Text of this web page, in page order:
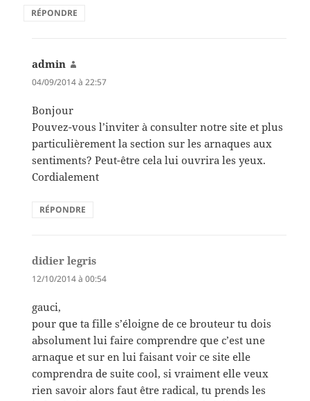
RÉPONDRE
admin
04/09/2014 à 22:57
Bonjour
Pouvez-vous l’inviter à consulter notre site et plus
particulièrement la section sur les arnaques aux
sentiments? Peut-être cela lui ouvrira les yeux.
Cordialement
RÉPONDRE
didier legris
12/10/2014 à 00:54
gauci,
pour que ta fille s’éloigne de ce brouteur tu dois
absolument lui faire comprendre que c’est une
arnaque et sur en lui faisant voir ce site elle
comprendra de suite cool, si vraiment elle veux
rien savoir alors faut être radical, tu prends les